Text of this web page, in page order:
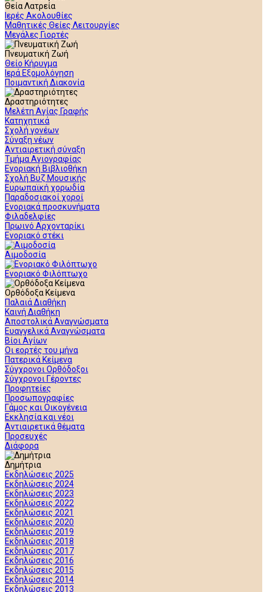
Θεία Λατρεία
Ιερές Ακολουθίες
Μαθητικές Θείες Λειτουργίες
Μεγάλες Γιορτές
Πνευματική Ζωή
Θείο Κήρυγμα
Ιερά Εξομολόγηση
Ποιμαντική Διακονία
Δραστηριότητες
Μελέτη Αγίας Γραφής
Κατηχητικά
Σχολή γονέων
Σύναξη νέων
Αντιαιρετική σύναξη
Τμήμα Αγιογραφίας
Ενοριακή Βιβλιοθήκη
Σχολή Βυζ Μουσικής
Ευρωπαϊκή χορωδία
Παραδοσιακοί χοροί
Ενοριακά προσκυνήματα
Φιλαδελφίες
Πρωινό Αρχονταρίκι
Ενοριακό στέκι
Αιμοδοσία
Ενοριακό Φιλόπτωχο
Ορθόδοξα Κείμενα
Παλαιά Διαθήκη
Καινή Διαθήκη
Αποστολικά Αναγνώσματα
Ευαγγελικά Αναγνώσματα
Βίοι Αγίων
Οι εορτές του μήνα
Πατερικά Κείμενα
Σύγχρονοι Ορθόδοξοι
Σύγχρονοι Γέροντες
Προφητείες
Προσωπογραφίες
Γάμος και Οικογένεια
Εκκλησία και νέοι
Αντιαιρετικά θέματα
Προσευχές
Διάφορα
Δημήτρια
Εκδηλώσεις 2025
Εκδηλώσεις 2024
Εκδηλώσεις 2023
Εκδηλώσεις 2022
Εκδηλώσεις 2021
Εκδηλώσεις 2020
Εκδηλώσεις 2019
Εκδηλώσεις 2018
Εκδηλώσεις 2017
Εκδηλώσεις 2016
Εκδηλώσεις 2015
Εκδηλώσεις 2014
Εκδηλώσεις 2013